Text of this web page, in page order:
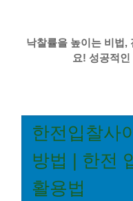
낙찰률을 높이는 비법,
요! 성공적
한전입찰사
방법 | 한전
활용법